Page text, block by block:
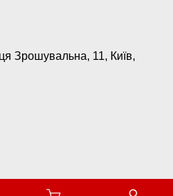
Зрошувальна, 11, Київ,